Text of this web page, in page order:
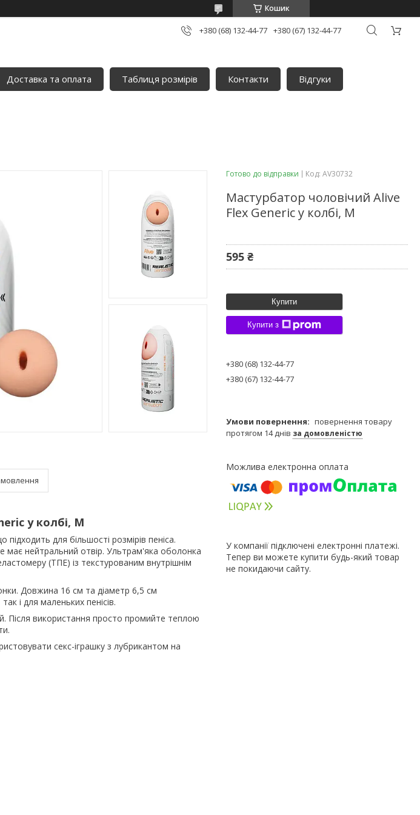
Кошик
+380 (68) 132-44-77 +380 (67) 132-44-77
Доставка та оплата Таблиця розмірів Контакти
Відгуки
у колбі, M
для більшості розмірів пеніса.
має нейтральний отвір. Ультрам'яка оболонка
(ТПЕ) із текстурованим внутрішнім
Довжина 16 см та діаметр 6,5 см
і для маленьких пенісів.
Після використання просто промийте теплою
секс-іграшку з лубрикантом на
Готово до відправки Код: AV30732
Мастурбатор чоловічий Alive
Flex Generic у колбі, M
595 ₴
Купити
Купити з
+380 (68) 132-44-77
+380 (67) 132-44-77
повернення товару
протягом 14 днів за домовленістю
У компанії підключені електронні платежі.
Тепер ви можете купити будь-який товар
не покидаючи сайту.